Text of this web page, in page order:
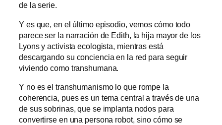
de la serie.
Y es que, en el último episodio, vemos cómo todo
parece ser la narración de Edith, la hija mayor de los
Lyons y activista ecologista, mientras está
descargando su conciencia en la red para seguir
viviendo como transhumana.
Y no es el transhumanismo lo que rompe la
coherencia, pues es un tema central a través de una
de sus sobrinas, que se implanta nodos para
convertirse en una persona robot, sino cómo se